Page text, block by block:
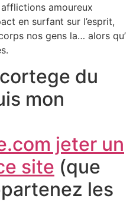
amoureux
en surfant sur l’esprit,
nos gens la… alors qu’
du
mon
jeter un
site (que
les